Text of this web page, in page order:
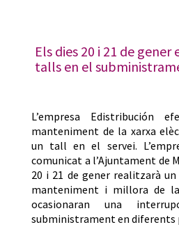
Els dies 20 i 21 de
talls en el
L’empresa Edistribución
manteniment de la xarxa
un tall en el servei.
comunicat a l’Ajuntament de
20 i 21 de gener realitzarà
manteniment i millora de
ocasionaran una
subministrament en